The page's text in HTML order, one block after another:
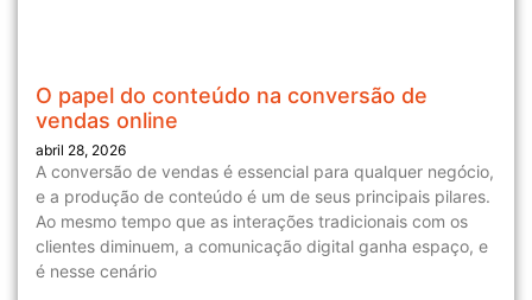
O papel do conteúdo na conversão de
vendas online
abril 28, 2026
A conversão de vendas é essencial para qualquer negócio,
e a produção de conteúdo é um de seus principais pilares.
Ao mesmo tempo que as interações tradicionais com os
clientes diminuem, a comunicação digital ganha espaço, e
é nesse cenário